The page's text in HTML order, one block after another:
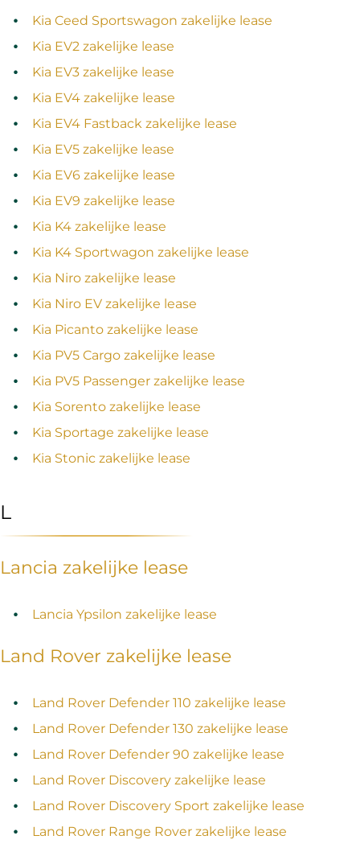
Kia Ceed Sportswagon zakelijke lease
Kia EV2 zakelijke lease
Kia EV3 zakelijke lease
Kia EV4 zakelijke lease
Kia EV4 Fastback zakelijke lease
Kia EV5 zakelijke lease
Kia EV6 zakelijke lease
Kia EV9 zakelijke lease
Kia K4 zakelijke lease
Kia K4 Sportwagon zakelijke lease
Kia Niro zakelijke lease
Kia Niro EV zakelijke lease
Kia Picanto zakelijke lease
Kia PV5 Cargo zakelijke lease
Kia PV5 Passenger zakelijke lease
Kia Sorento zakelijke lease
Kia Sportage zakelijke lease
Kia Stonic zakelijke lease
L
Lancia zakelijke lease
Lancia Ypsilon zakelijke lease
Land Rover zakelijke lease
Land Rover Defender 110 zakelijke lease
Land Rover Defender 130 zakelijke lease
Land Rover Defender 90 zakelijke lease
Land Rover Discovery zakelijke lease
Land Rover Discovery Sport zakelijke lease
Land Rover Range Rover zakelijke lease